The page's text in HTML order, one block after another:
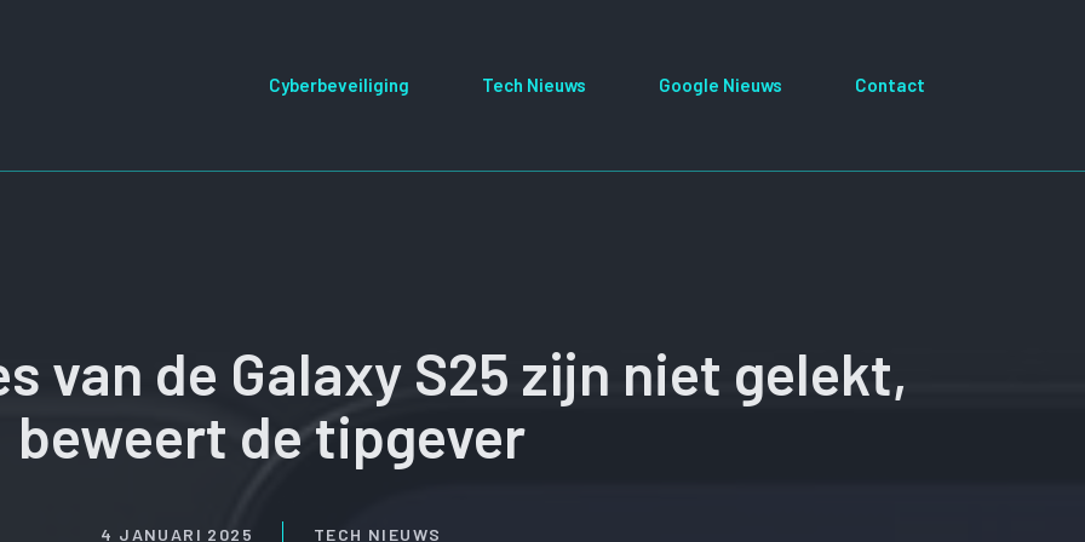
Cyberbeveiliging Tech Nieuws Google Nieuws Contact
van de Galaxy S25 zijn niet gelekt,
beweert de tipgever
4 JANUARI 2025 TECH NIEUWS